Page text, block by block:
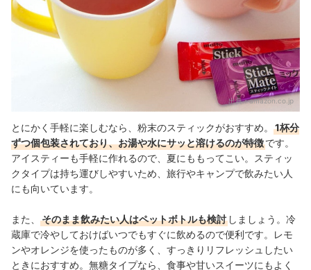
出典：amazon.co.jp
とにかく手軽に楽しむなら、粉末のスティックがおすすめ。
1杯分
ずつ個包装されており、お湯や水にサッと溶けるのが特徴です。
アイスティーも手軽に作れるので、夏にももってこい。スティッ
クタイプは持ち運びしやすいため、旅行やキャンプで飲みたい人
にも向いています。
また、 そのまま飲みたい人はペットボトルも検討 しましょう。冷
蔵庫で冷やしておけばいつでもすぐに飲めるので便利です。レモ
ンやオレンジを使ったものが多く、すっきりリフレッシュしたい
ときにおすすめ。無糖タイプなら、食事や甘いスイーツにもよく